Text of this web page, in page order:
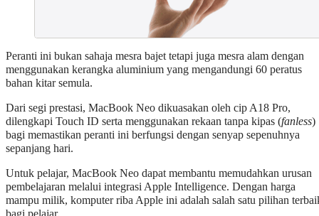
Peranti ini bukan sahaja mesra bajet tetapi juga mesra alam dengan
menggunakan kerangka aluminium yang mengandungi 60 peratus
bahan kitar semula.
Dari segi prestasi, MacBook Neo dikuasakan oleh cip A18 Pro,
dilengkapi Touch ID serta menggunakan rekaan tanpa kipas (fanless)
bagi memastikan peranti ini berfungsi dengan senyap sepenuhnya
sepanjang hari.
Untuk pelajar, MacBook Neo dapat membantu memudahkan urusan
pembelajaran melalui integrasi Apple Intelligence. Dengan harga
mampu milik, komputer riba Apple ini adalah salah satu pilihan